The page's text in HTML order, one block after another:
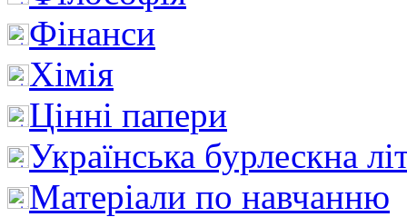
Фінанси
Хімія
Цінні папери
Українська бурлескна
Матеріали по навчанню